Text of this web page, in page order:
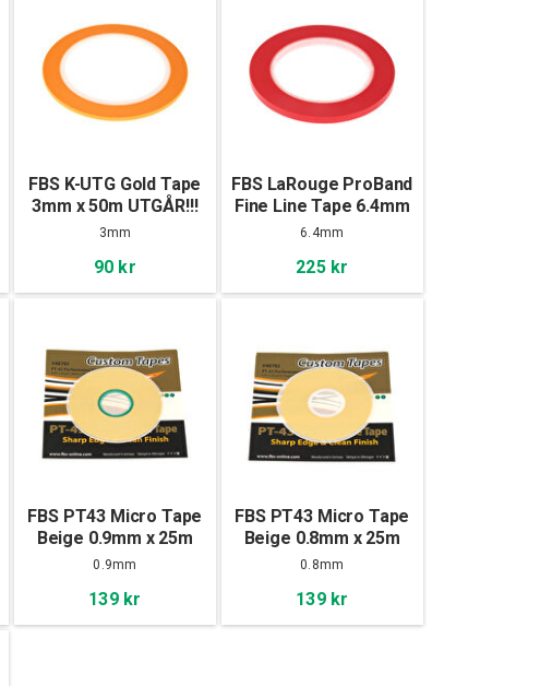
FBS K-UTG Gold Tape
3mm x 50m UTGÅR!!!
3mm
90 kr
FBS LaRouge ProBand
Fine Line Tape 6.4mm
x 55m
6.4mm
225 kr
FBS PT43 Micro Tape
Beige 0.9mm x 25m
0.9mm
139 kr
FBS PT43 Micro Tape
Beige 0.8mm x 25m
0.8mm
139 kr